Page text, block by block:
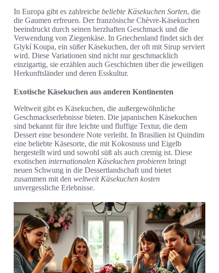
In Europa gibt es zahlreiche beliebte Käsekuchen Sorten, die
die Gaumen erfreuen. Der französische Chèvre-Käsekuchen
beeindruckt durch seinen herzhaften Geschmack und die
Verwendung von Ziegenkäse. In Griechenland findet sich der
Glykí Koupa, ein süßer Käsekuchen, der oft mit Sirup serviert
wird. Diese Variationen sind nicht nur geschmacklich
einzigartig, sie erzählen auch Geschichten über die jeweiligen
Herkunftsländer und deren Esskultur.
Exotische Käsekuchen aus anderen Kontinenten
Weltweit gibt es Käsekuchen, die außergewöhnliche
Geschmackserlebnisse bieten. Die japanischen Käsekuchen
sind bekannt für ihre leichte und fluffige Textur, die dem
Dessert eine besondere Note verleiht. In Brasilien ist Quindim
eine beliebte Käsesorte, die mit Kokosnuss und Eigelb
hergestellt wird und sowohl süß als auch cremig ist. Diese
exotischen internationalen Käsekuchen probieren bringt
neuen Schwung in die Dessertlandschaft und bietet
zusammen mit den weltweit Käsekuchen kosten
unvergessliche Erlebnisse.